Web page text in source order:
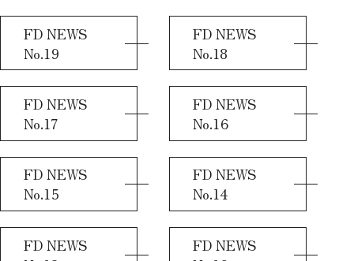
FD NEWS
No.19
FD NEWS
No.18
FD NEWS
No.17
FD NEWS
No.16
FD NEWS
No.15
FD NEWS
No.14
FD NEWS
FD NEWS